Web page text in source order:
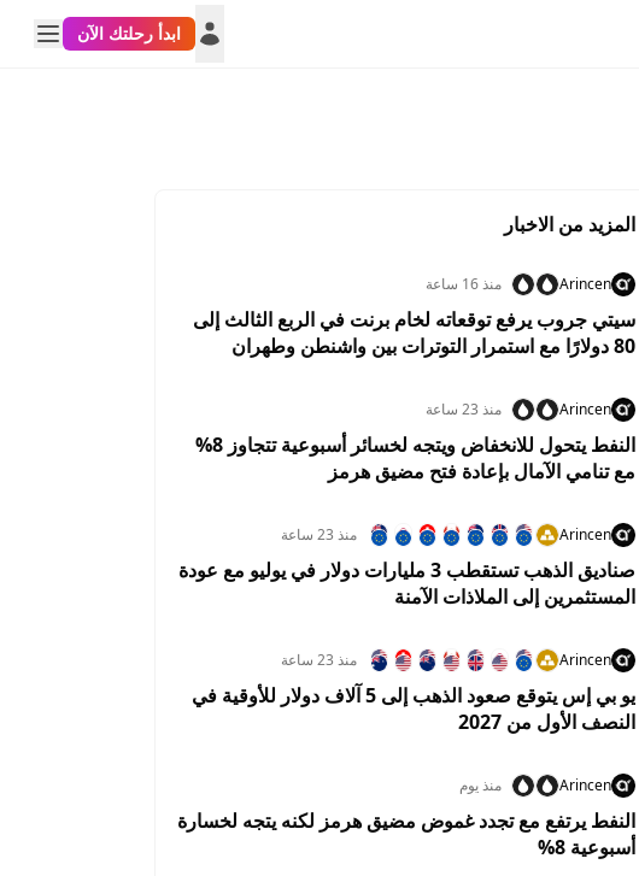
ابدأ رحلتك الآن
المزيد من الاخبار
Arincen منذ 16 ساعة
سيتي جروب يرفع توقعاته لخام برنت في الربع الثالث إلى
80 دولارًا مع استمرار التوترات بين واشنطن وطهران
Arincen منذ 23 ساعة
النفط يتحول للانخفاض ويتجه لخسائر أسبوعية تتجاوز 8%
مع تنامي الآمال بإعادة فتح مضيق هرمز
Arincen منذ 23 ساعة
صناديق الذهب تستقطب 3 مليارات دولار في يوليو مع عودة
المستثمرين إلى الملاذات الآمنة
Arincen منذ 23 ساعة
يو بي إس يتوقع صعود الذهب إلى 5 آلاف دولار للأوقية في
النصف الأول من 2027
Arincen منذ يوم
النفط يرتفع مع تجدد غموض مضيق هرمز لكنه يتجه لخسارة
أسبوعية 8%